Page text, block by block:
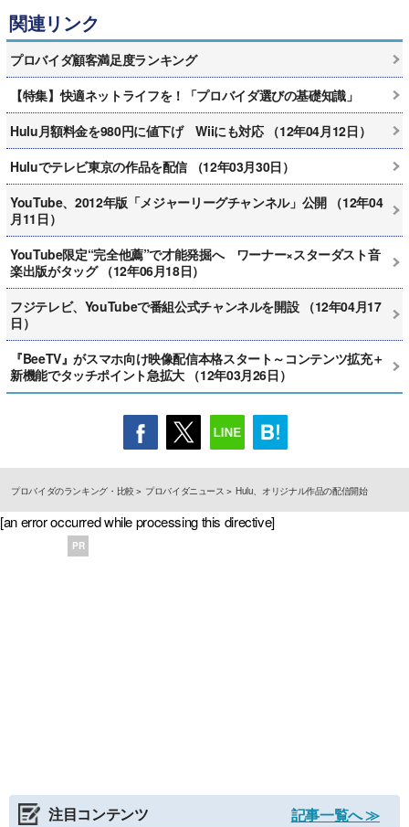
関連リンク
プロバイダ顧客満足度ランキング
【特集】快適ネットライフを！「プロバイダ選びの基礎知識」
Hulu月額料金を980円に値下げ Wiiにも対応 （12年04月12日）
Huluでテレビ東京の作品を配信 （12年03月30日）
YouTube、2012年版「メジャーリーグチャンネル」公開 （12年04
月11日）
YouTube限定“完全他薦”で才能発掘へ ワーナー×スターダスト音
楽出版がタッグ （12年06月18日）
フジテレビ、YouTubeで番組公式チャンネルを開設 （12年04月17
日）
『BeeTV』がスマホ向け映像配信本格スタート～コンテンツ拡充＋
新機能でタッチポイント急拡大 （12年03月26日）
プロバイダのランキング・比較 プロバイダニュース Hulu、オリジナル作品の配信開始
[an error occurred while processing this directive]
PR
注目コンテンツ
記事一覧へ ≫